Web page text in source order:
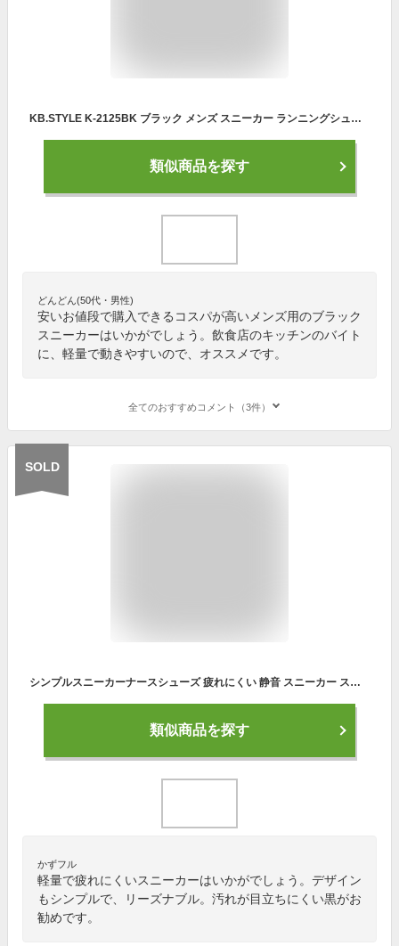
KB.STYLE K-2125BK ブラック メンズ スニーカー ランニングシューズ 作業靴 紐靴 3E 幅広 ワイド 軽量 サイドファスナー サイドジップ
類似商品を探す
どんどん(50代・男性)
安いお値段で購入できるコスパが高いメンズ用のブラック
スニーカーはいかがでしょう。飲食店のキッチンのバイト
に、軽量で動きやすいので、オススメです。
全てのおすすめコメント（3件）
SOLD
シンプルスニーカーナースシューズ 疲れにくい 静音 スニーカー スリッポン ナースサンダル おしゃれ 軽量 メンズ レディース 黒 白 激安 セール おすすめ ランキング
類似商品を探す
かずフル
軽量で疲れにくいスニーカーはいかがでしょう。デザイン
もシンプルで、リーズナブル。汚れが目立ちにくい黒がお
勧めです。